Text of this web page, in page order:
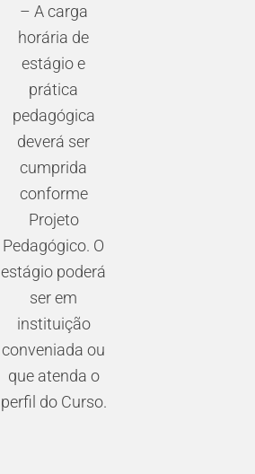
– A carga
horária de
estágio e
prática
pedagógica
deverá ser
cumprida
conforme
Projeto
Pedagógico. O
estágio poderá
ser em
instituição
conveniada ou
que atenda o
perfil do Curso.